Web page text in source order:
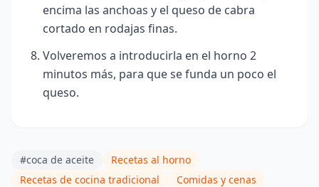
encima las anchoas y el queso de cabra
cortado en rodajas finas.
Volveremos a introducirla en el horno 2
minutos más, para que se funda un poco el
queso.
#coca de aceite
Recetas al horno
Recetas de cocina tradicional
Comidas y cenas